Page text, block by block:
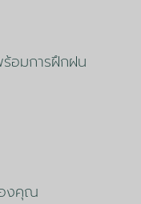
อมการฝึกฝน
งคุณ